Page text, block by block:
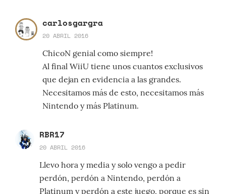
carlosgargra
20 ABRIL 2016
ChicoN genial como siempre!
Al final WiiU tiene unos cuantos exclusivos
que dejan en evidencia a las grandes.
Necesitamos más de esto, necesitamos más
Nintendo y más Platinum.
RBR17
20 ABRIL 2016
Llevo hora y media y solo vengo a pedir
perdón, perdón a Nintendo, perdón a
Platinum y perdón a este juego, porque es sin